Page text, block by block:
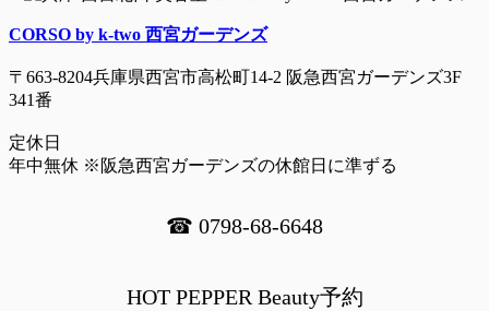
CORSO by k-two 西宮ガーデンズ
〒663-8204兵庫県西宮市高松町14-2 阪急西宮ガーデンズ3F
341番
定休日
年中無休 ※阪急西宮ガーデンズの休館日に準ずる
☎ 0798-68-6648
HOT PEPPER Beauty予約